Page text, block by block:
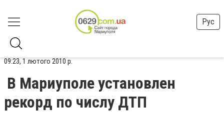
Рус
09:23, 1 лютого 2010 р.
В Мариуполе установлен
рекорд по числу ДТП